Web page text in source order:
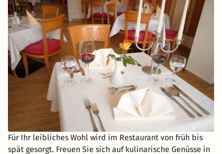
Für Ihr leibliches Wohl wird im Restaurant von früh bis
spät gesorgt. Freuen Sie sich auf kulinarische Genüsse in